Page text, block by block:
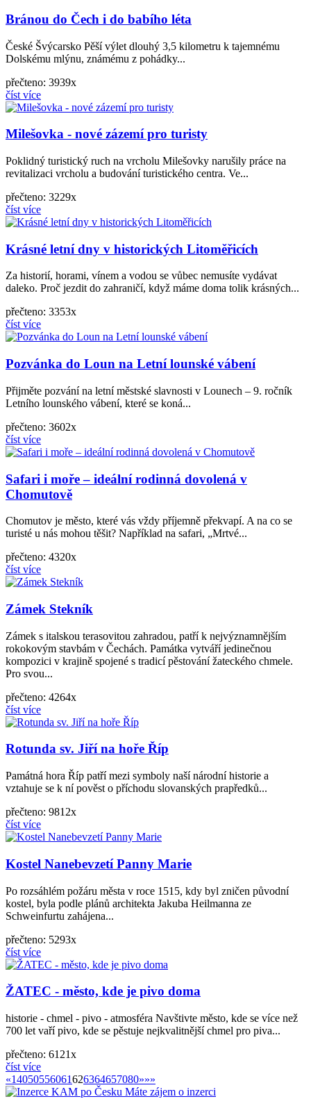
Bránou do Čech i do babího léta
České Švýcarsko Pěší výlet dlouhý 3,5 kilometru k tajemnému
Dolskému mlýnu, známému z pohádky...
přečteno: 3939x
číst více
Milešovka - nové zázemí pro turisty
Poklidný turistický ruch na vrcholu Milešovky narušily práce na
revitalizaci vrcholu a budování turistického centra. Ve...
přečteno: 3229x
číst více
Krásné letní dny v historických Litoměřicích
Za historií, horami, vínem a vodou se vůbec nemusíte vydávat
daleko. Proč jezdit do zahraničí, když máme doma tolik krásných...
přečteno: 3353x
číst více
Pozvánka do Loun na Letní lounské vábení
Přijměte pozvání na letní městské slavnosti v Lounech – 9. ročník
Letního lounského vábení, které se koná...
přečteno: 3602x
číst více
Safari i moře – ideální rodinná dovolená v
Chomutově
Chomutov je město, které vás vždy příjemně překvapí. A na co se
turisté u nás mohou těšit? Například na safari, „Mrtvé...
přečteno: 4320x
číst více
Zámek Stekník
Zámek s italskou terasovitou zahradou, patří k nejvýznamnějším
rokokovým stavbám v Čechách. Památka vytváří jedinečnou
kompozici v krajině spojené s tradicí pěstování žateckého chmele.
Pro svou...
přečteno: 4264x
číst více
Rotunda sv. Jiří na hoře Říp
Památná hora Říp patří mezi symboly naší národní historie a
vztahuje se k ní pověst o příchodu slovanských prapředků...
přečteno: 9812x
číst více
Kostel Nanebevzetí Panny Marie
Po rozsáhlém požáru města v roce 1515, kdy byl zničen původní
kostel, byla podle plánů architekta Jakuba Heilmanna ze
Schweinfurtu zahájena...
přečteno: 5293x
číst více
ŽATEC - město, kde je pivo doma
historie - chmel - pivo - atmosféra Navštivte město, kde se více než
700 let vaří pivo, kde se pěstuje nejkvalitnější chmel pro piva...
přečteno: 6121x
číst více
««14050556061626364657080»»
»»
Máte zájem o inzerci